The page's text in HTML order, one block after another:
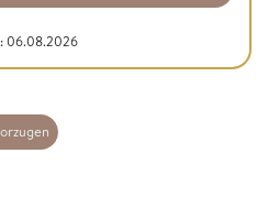
06.08.2026